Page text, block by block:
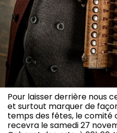
Pour laisser derrière nous
et surtout marquer de
temps des fêtes, le comité
recevra le samedi 27